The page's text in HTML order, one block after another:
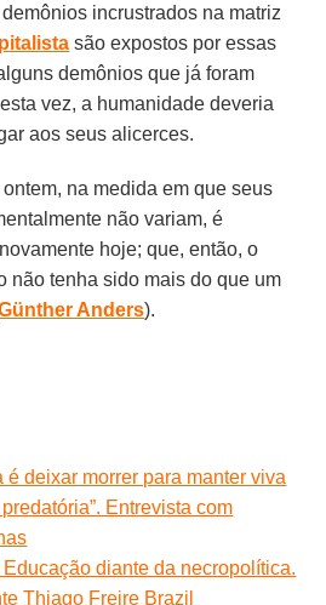
demônios incrustrados na matriz
são expostos por essas
demônios que já foram
vez, a humanidade deveria
aos seus alicerces.
na medida em que seus
não variam, é
hoje; que, então, o
não tenha sido mais do que um
Anders).
é deixar morrer para manter viva
Entrevista com
diante da necropolítica.
Thiago Freire Brazil